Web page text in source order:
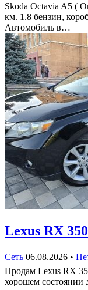
Skoda Octavia A5 (
км. 1.8 бензин,
Автомобиль в…
Lexus RX
Сеть 06.08.2026 •
Продам Lexus RX
хорошем состоянии